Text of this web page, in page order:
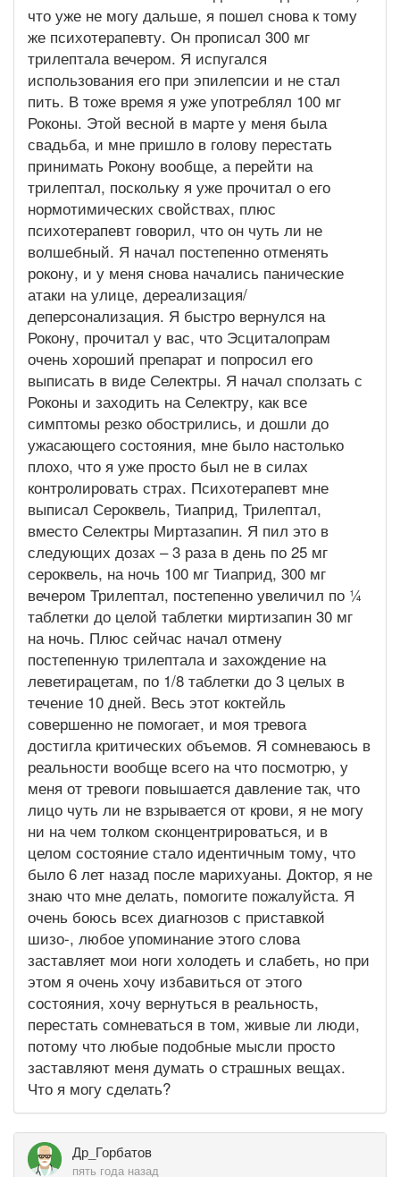
что уже не могу дальше, я пошел снова к тому
же психотерапевту. Он прописал 300 мг
трилептала вечером. Я испугался
использования его при эпилепсии и не стал
пить. В тоже время я уже употреблял 100 мг
Роконы. Этой весной в марте у меня была
свадьба, и мне пришло в голову перестать
принимать Рокону вообще, а перейти на
трилептал, поскольку я уже прочитал о его
нормотимических свойствах, плюс
психотерапевт говорил, что он чуть ли не
волшебный. Я начал постепенно отменять
рокону, и у меня снова начались панические
атаки на улице, дереализация/
деперсонализация. Я быстро вернулся на
Рокону, прочитал у вас, что Эсциталопрам
очень хороший препарат и попросил его
выписать в виде Селектры. Я начал сползать с
Роконы и заходить на Селектру, как все
симптомы резко обострились, и дошли до
ужасающего состояния, мне было настолько
плохо, что я уже просто был не в силах
контролировать страх. Психотерапевт мне
выписал Сероквель, Тиаприд, Трилептал,
вместо Селектры Миртазапин. Я пил это в
следующих дозах – 3 раза в день по 25 мг
сероквель, на ночь 100 мг Тиаприд, 300 мг
вечером Трилептал, постепенно увеличил по ¼
таблетки до целой таблетки миртизапин 30 мг
на ночь. Плюс сейчас начал отмену
постепенную трилептала и захождение на
леветирацетам, по 1/8 таблетки до 3 целых в
течение 10 дней. Весь этот коктейль
совершенно не помогает, и моя тревога
достигла критических объемов. Я сомневаюсь в
реальности вообще всего на что посмотрю, у
меня от тревоги повышается давление так, что
лицо чуть ли не взрывается от крови, я не могу
ни на чем толком сконцентрироваться, и в
целом состояние стало идентичным тому, что
было 6 лет назад после марихуаны. Доктор, я не
знаю что мне делать, помогите пожалуйста. Я
очень боюсь всех диагнозов с приставкой
шизо-, любое упоминание этого слова
заставляет мои ноги холодеть и слабеть, но при
этом я очень хочу избавиться от этого
состояния, хочу вернуться в реальность,
перестать сомневаться в том, живые ли люди,
потому что любые подобные мысли просто
заставляют меня думать о страшных вещах.
Что я могу сделать?
Др_Горбатов
пять года назад